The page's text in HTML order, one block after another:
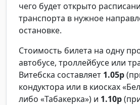
чего будет открыто
транспорта в нужное
остановке.
Стоимость билета на одну
автобусе, троллейбусе или
Витебска составляет 1.05р
кондуктора или в киосках
либо «Табакерка») и 1.10р